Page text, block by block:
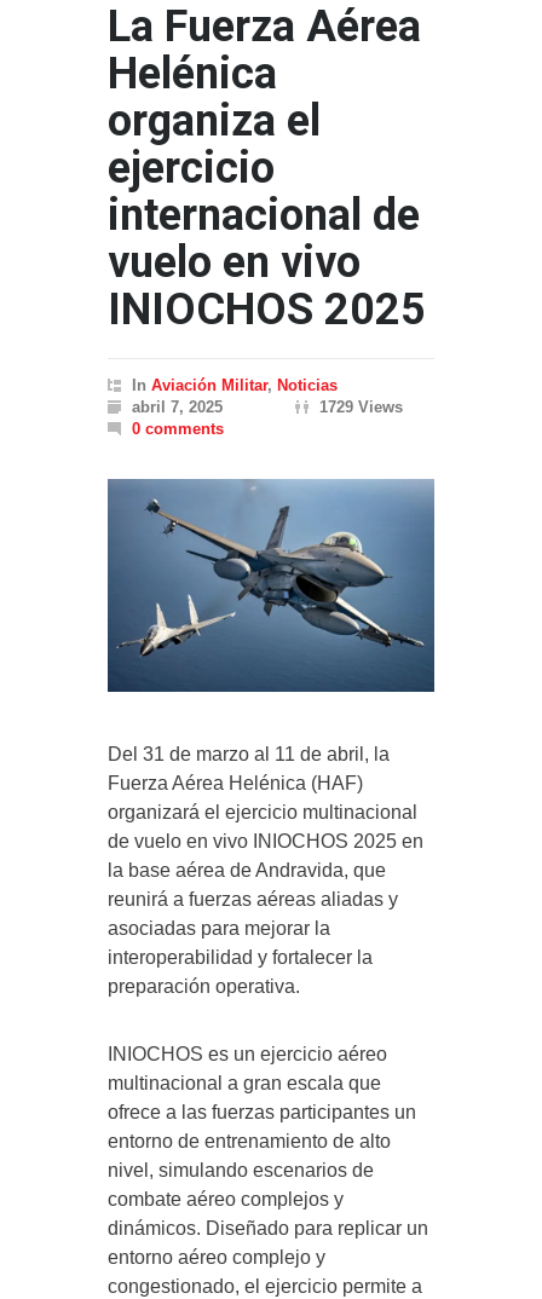
La Fuerza Aérea
Helénica
organiza el
ejercicio
internacional de
vuelo en vivo
INIOCHOS 2025
In Aviación Militar, Noticias
abril 7, 2025
1729 Views
0 comments
Del 31 de marzo al 11 de abril, la
Fuerza Aérea Helénica (HAF)
organizará el ejercicio multinacional
de vuelo en vivo INIOCHOS 2025 en
la base aérea de Andravida, que
reunirá a fuerzas aéreas aliadas y
asociadas para mejorar la
interoperabilidad y fortalecer la
preparación operativa.
INIOCHOS es un ejercicio aéreo
multinacional a gran escala que
ofrece a las fuerzas participantes un
entorno de entrenamiento de alto
nivel, simulando escenarios de
combate aéreo complejos y
dinámicos. Diseñado para replicar un
entorno aéreo complejo y
congestionado, el ejercicio permite a